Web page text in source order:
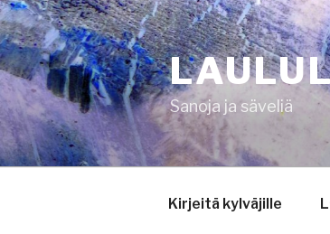
Siirry
sisältöön
Sanoja ja säveliä
Kirjeitä kylväjille